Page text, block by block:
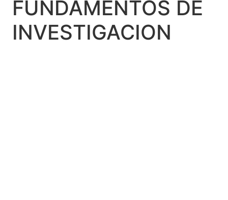
FUNDAMENTOS DE
INVESTIGACION